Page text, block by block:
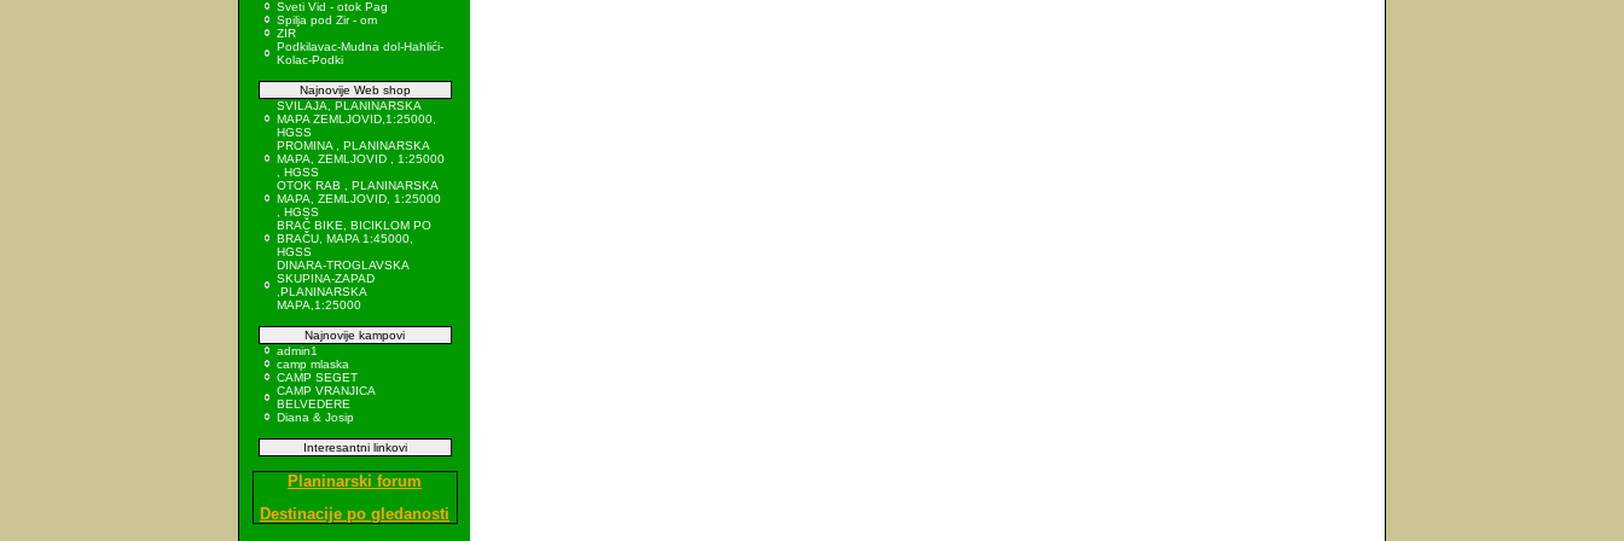
Sveti Vid - otok Pag
Spilja pod Zir - om
ZIR
Podkilavac-Mudna dol-Hahlići-
Kolac-Podki
Najnovije Web shop
SVILAJA, PLANINARSKA
MAPA ZEMLJOVID,1:25000,
HGSS
PROMINA , PLANINARSKA
MAPA, ZEMLJOVID , 1:25000
, HGSS
OTOK RAB , PLANINARSKA
MAPA, ZEMLJOVID, 1:25000
, HGSS
BRAČ BIKE, BICIKLOM PO
BRAČU, MAPA 1:45000,
HGSS
DINARA-TROGLAVSKA
SKUPINA-ZAPAD
,PLANINARSKA
MAPA,1:25000
Najnovije kampovi
admin1
camp mlaska
CAMP SEGET
CAMP VRANJICA
BELVEDERE
Diana & Josip
Interesantni linkovi
Planinarski forum
Destinacije po gledanosti